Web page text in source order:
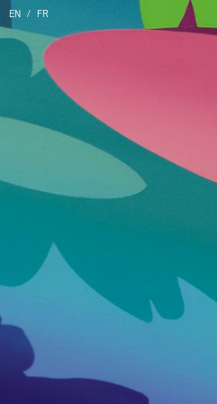
EN FR